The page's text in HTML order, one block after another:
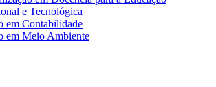
e Tecnológica
em Contabilidade
em Meio Ambiente